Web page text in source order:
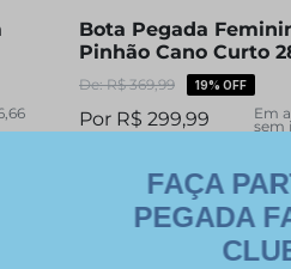
66
Bota Pegada
Pinhão Cano Curto
R$ 369,99 19% OFF
R$ 299,99 Em
sem